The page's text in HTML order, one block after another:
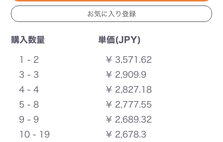
購入数量 単価(JPY)
1 - 2
¥ 3,571.62
3 - 3
¥ 2,909.9
4 - 4
¥ 2,827.18
5 - 8
¥ 2,777.55
9 - 9
¥ 2,689.32
10 - 19
¥ 2,678.3